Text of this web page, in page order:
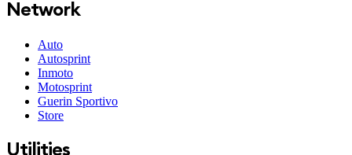
Network
Auto
Autosprint
Inmoto
Motosprint
Guerin Sportivo
Store
Utilities